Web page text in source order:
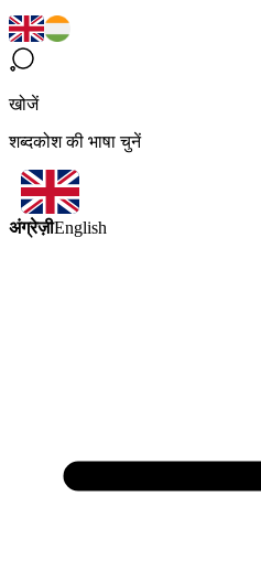
खोजें
शब्दकोश की भाषा चुनें
अंग्रेज़ीEnglish